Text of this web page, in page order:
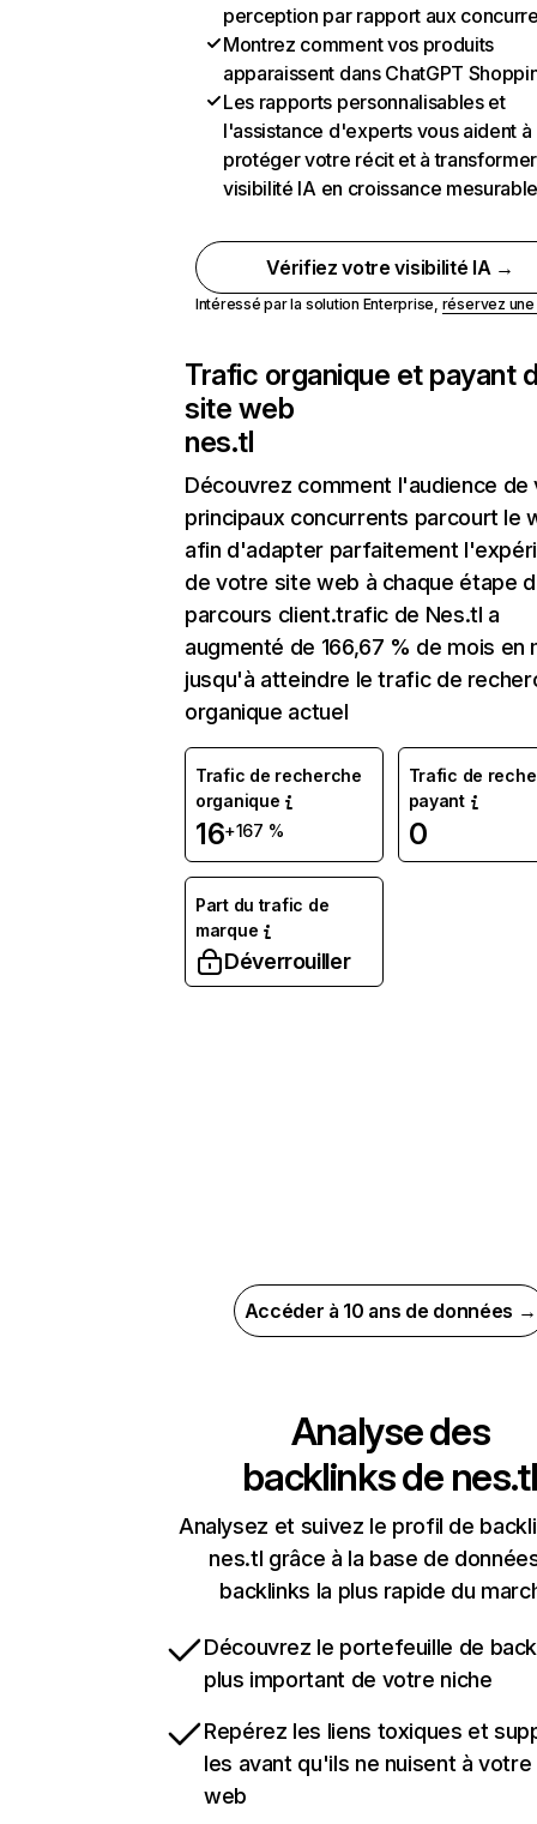
perception par rapport aux
Montrez comment vos produits
apparaissent dans ChatGPT
Les rapports personnalisables et
l'assistance d'experts vous aident à
protéger votre récit et à
visibilité IA en croissance
Vérifiez votre visibilité IA →
Intéressé par la solution Enterprise, réservez
Trafic organique et payant
site web
nes.tl
Découvrez comment l'audience de
principaux concurrents parcourt le
afin d'adapter parfaitement
de votre site web à chaque étape
parcours client.trafic de Nes.tl a
augmenté de 166,67 % de mois en
jusqu'à atteindre le trafic de
organique actuel
Trafic de recherche
organique
16+167 %
Trafic de
payant
0
Part du trafic de
marque
Déverrouiller
Accéder à 10 ans de données →
Analyse des
backlinks de nes.tl
Analysez et suivez le profil de
nes.tl grâce à la base de
backlinks la plus rapide du
Découvrez le portefeuille de
plus important de votre niche
Repérez les liens toxiques et
les avant qu'ils ne nuisent à
web